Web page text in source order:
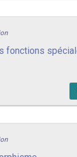
fonctions